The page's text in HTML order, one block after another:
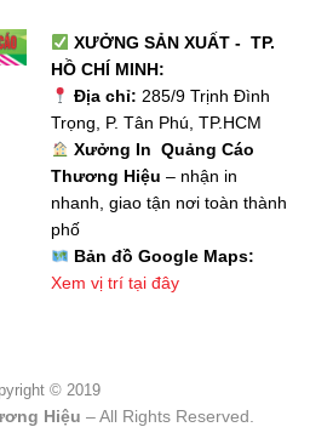
XƯỞNG SẢN XUẤT - TP.
HỒ CHÍ MINH:
Địa chỉ: 285/9 Trịnh Đình
Trọng, P. Tân Phú, TP.HCM
Xưởng In Quảng Cáo
Thương Hiệu – nhận in
nhanh, giao tận nơi toàn thành
phố
Bản đồ Google Maps:
Xem vị trí tại đây
© 2019
Hiệu – All Rights Reserved.